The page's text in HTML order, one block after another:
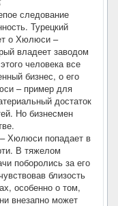
следование
Турецкий
о Хюлюси –
владеет заводом
человека все
бизнес, о его
– пример для
достаток
Но бизнесмен
Хюлюси попадает в
В тяжелом
поборолись за его
близость
особенно о том,
внезапно может